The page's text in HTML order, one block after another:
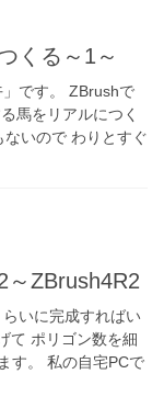
くる～1～
です。 ZBrushで
馬をリアルにつく
いので わりとすぐ
～ZBrush4R2
いに完成すればい
て ポリゴン数を細
す。 私の自宅PCで